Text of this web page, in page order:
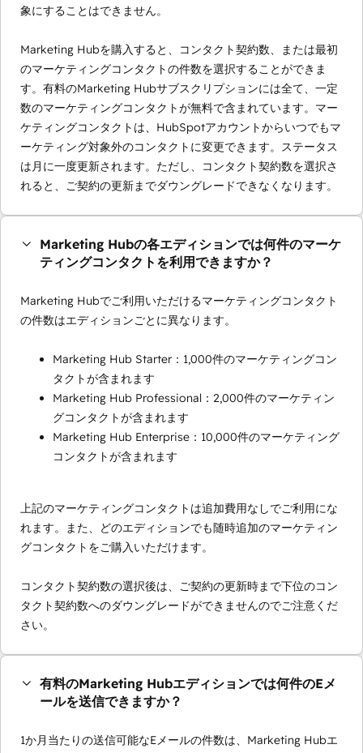
象にすることはできません。
Marketing Hubを購入すると、コンタクト契約数、または最初
のマーケティングコンタクトの件数を選択することができま
す。有料のMarketing Hubサブスクリプションには全て、一定
数のマーケティングコンタクトが無料で含まれています。マー
ケティングコンタクトは、HubSpotアカウントからいつでもマ
ーケティング対象外のコンタクトに変更できます。ステータス
は月に一度更新されます。ただし、コンタクト契約数を選択さ
れると、ご契約の更新までダウングレードできなくなります。
Marketing Hubの各エディションでは何件のマーケ
ティングコンタクトを利用できますか？
Marketing Hubでご利用いただけるマーケティングコンタクト
の件数はエディションごとに異なります。
Marketing Hub Starter：1,000件のマーケティングコン
タクトが含まれます
Marketing Hub Professional：2,000件のマーケティン
グコンタクトが含まれます
Marketing Hub Enterprise：10,000件のマーケティング
コンタクトが含まれます
上記のマーケティングコンタクトは追加費用なしでご利用にな
れます。また、どのエディションでも随時追加のマーケティン
グコンタクトをご購入いただけます。
コンタクト契約数の選択後は、ご契約の更新時まで下位のコン
タクト契約数へのダウングレードができませんのでご注意くだ
さい。
有料のMarketing Hubエディションでは何件のEメ
ールを送信できますか？
1か月当たりの送信可能なEメールの件数は、Marketing Hubエ